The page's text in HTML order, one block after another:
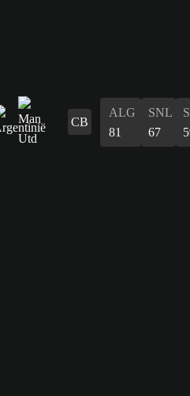
CB
ALG
81
SNL
67